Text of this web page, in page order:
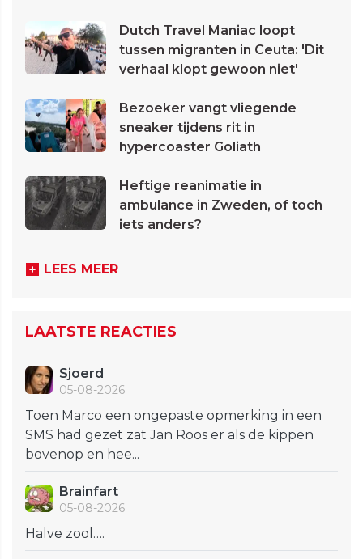
Dutch Travel Maniac loopt
tussen migranten in Ceuta: 'Dit
verhaal klopt gewoon niet'
Bezoeker vangt vliegende
sneaker tijdens rit in
hypercoaster Goliath
Heftige reanimatie in
ambulance in Zweden, of toch
iets anders?
LEES MEER
LAATSTE REACTIES
Sjoerd
05-08-2026
Toen Marco een ongepaste opmerking in een
SMS had gezet zat Jan Roos er als de kippen
bovenop en hee...
Brainfart
05-08-2026
Halve zool….